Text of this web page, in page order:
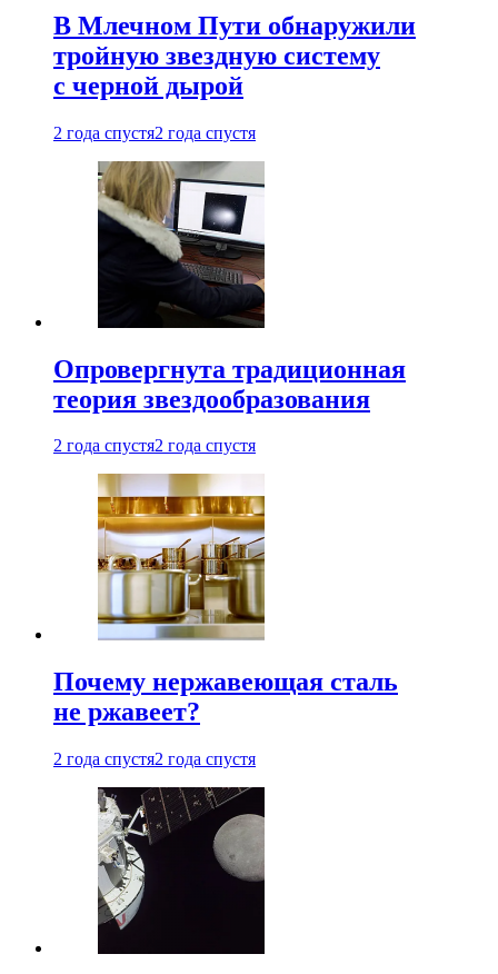
В Млечном Пути обнаружили
тройную звездную систему
с черной дырой
2 года спустя2 года спустя
Опровергнута традиционная
теория звездообразования
2 года спустя2 года спустя
Почему нержавеющая сталь
не ржавеет?
2 года спустя2 года спустя